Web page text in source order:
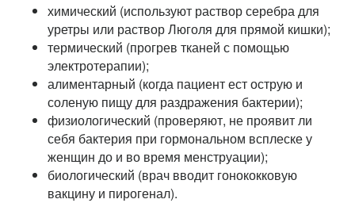
химический (используют раствор серебра для
уретры или раствор Люголя для прямой кишки);
термический (прогрев тканей с помощью
электротерапии);
алиментарный (когда пациент ест острую и
соленую пищу для раздражения бактерии);
физиологический (проверяют, не проявит ли
себя бактерия при гормональном всплеске у
женщин до и во время менструации);
биологический (врач вводит гонококковую
вакцину и пирогенал).